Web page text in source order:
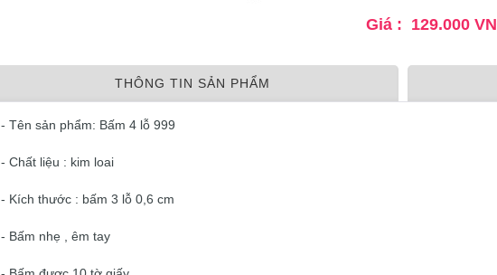
Giá : 129.000
THÔNG TIN SẢN PHẨM
- Tên sản phẩm: Bấm 4 lỗ 999
- Chất liệu : kim loai
- Kích thước : bấm 3 lỗ 0,6 cm
- Bấm nhẹ , êm tay